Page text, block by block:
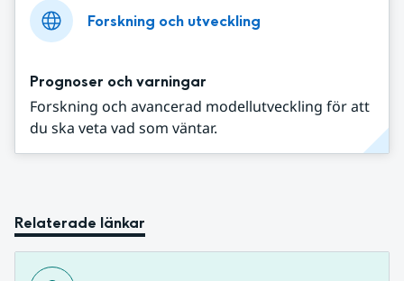
Forskning och utveckling
Prognoser och varningar
Forskning och avancerad modellutveckling för att
du ska veta vad som väntar.
Relaterade länkar